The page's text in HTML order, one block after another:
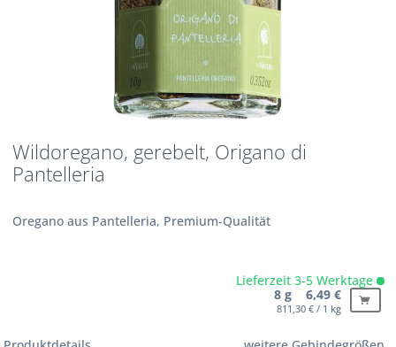
Wildoregano, gerebelt, Origano di
Pantelleria
Oregano aus Pantelleria, Premium-Qualität
Lieferzeit 3-5 Werktage
8 g 6,49 €
811,30 € / 1 kg